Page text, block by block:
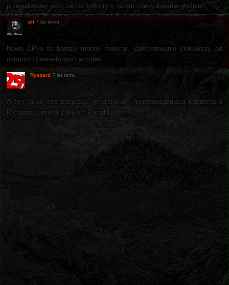
przewałkować jeszcze raz tylko tym razem zdecydowanie głośniej.
pit 7 lat temu
Nowa EPka to bardzo mocny materiał. Zdecydowanie ciekawszy od
ostatnich internetowych wrzutek.
Ryszard 7 lat temu
A to i ja se coś załączę... Prościutką i niezobowiązującą kolaboracje
Richarda Jamesa z Mikem Paradinasem